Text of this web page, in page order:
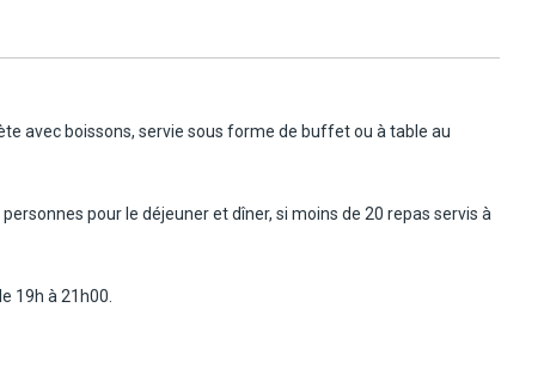
avec boissons, servie sous forme de buffet ou à table au
pour le déjeuner et dîner, si moins de 20 repas servis à
19h à 21h00.